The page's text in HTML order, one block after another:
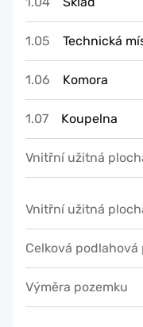
1.05 Technická
1.06 Komora
1.07 Koupelna
Vnitřní užitná
Vnitřní užitná
Celková podlahová
Výměra pozemku